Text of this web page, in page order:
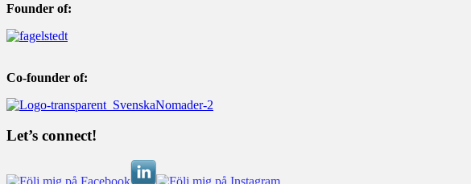
Founder of:
Co-founder of:
Let’s connect!